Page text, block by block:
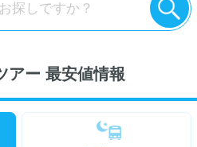
探しですか？
アー 最安値情報